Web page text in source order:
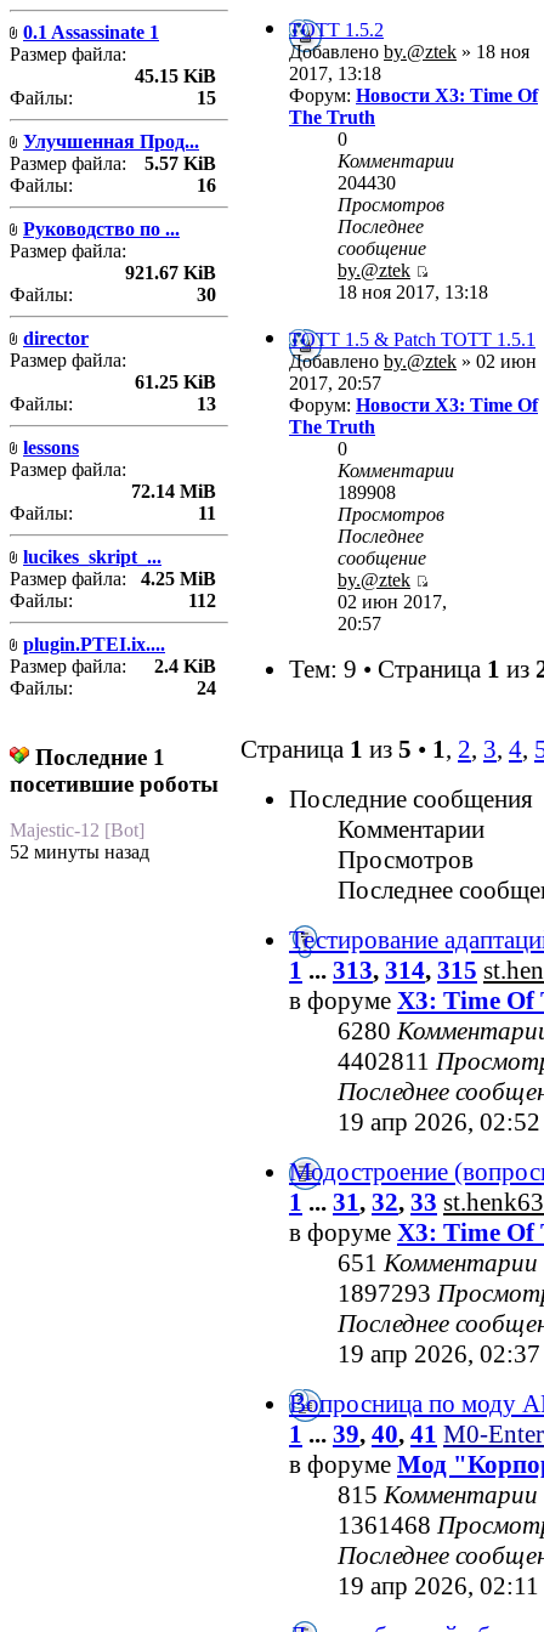
0.1 Assassinate 1
Размер файла:
45.15 KiB
Файлы:
15
Улучшенная Прод...
Размер файла:
5.57 KiB
Файлы:
16
Руководство по ...
Размер файла:
921.67 KiB
Файлы:
30
director
Размер файла:
61.25 KiB
Файлы:
13
lessons
Размер файла:
72.14 MiB
Файлы:
11
lucikes_skript_...
Размер файла:
4.25 MiB
Файлы:
112
plugin.PTEI.ix....
Размер файла:
2.4 KiB
Файлы:
24
Последние 1
посетившие роботы
Majestic-12 [Bot]
52 минуты назад
TOTT 1.5.2
Добавлено by.@ztek » 18 ноя
2017, 13:18
Форум: Новости X3: Time Of
The Truth
0
Комментарии
204430
Просмотров
Последнее
сообщение
by.@ztek
18 ноя 2017, 13:18
TOTT 1.5 & Patch TOTT 1.5.1
Добавлено by.@ztek » 02 июн
2017, 20:57
Форум: Новости X3: Time Of
The Truth
0
Комментарии
189908
Просмотров
Последнее
сообщение
by.@ztek
02 июн 2017,
20:57
Тем: 9 • Страница 1 из
Страница 1 из 5 • 1, 2, 3, 4,
Последние сообщения
Комментарии
Просмотров
Последнее
Тестирование
1 ... 313, 314, 315
в форуме X3: Time Of
6280
4402811
Последнее
19 апр 2026, 02:52
Модостроение
1 ... 31, 32, 33 st.henk63
в форуме X3: Time Of
651Комментарии
1897293
Последнее
19 апр 2026, 02:37
Вопросница по моду
1 ... 39, 40, 41 M0-
в форуме Мод
815Комментарии
1361468
Последнее
19 апр 2026, 02:11